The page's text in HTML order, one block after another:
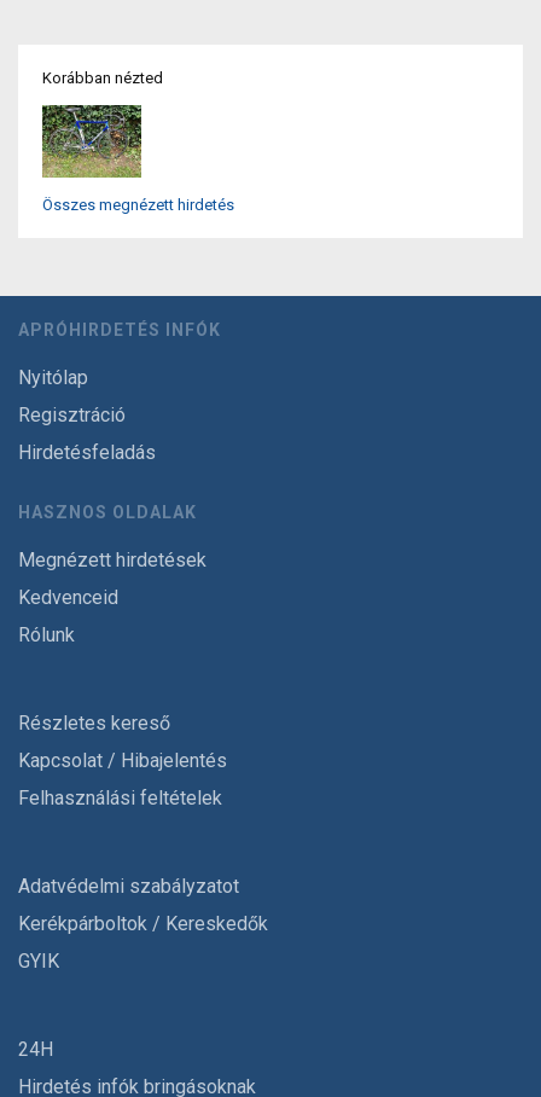
Korábban nézted
Összes megnézett hirdetés
APRÓHIRDETÉS INFÓK
Nyitólap
Regisztráció
Hirdetésfeladás
HASZNOS OLDALAK
Megnézett hirdetések
Kedvenceid
Rólunk
Részletes kereső
Kapcsolat / Hibajelentés
Felhasználási feltételek
Adatvédelmi szabályzatot
Kerékpárboltok / Kereskedők
GYIK
24H
Hirdetés infók bringásoknak